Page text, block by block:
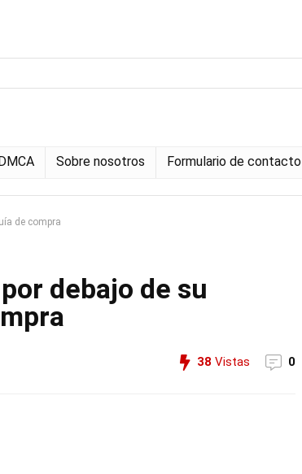
Sobre nosotros Formulario de contacto
de compra
debajo de su
38 Vistas 0